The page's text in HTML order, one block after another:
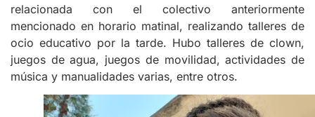
relacionada con el colectivo anteriormente
mencionado en horario matinal, realizando talleres de
ocio educativo por la tarde. Hubo talleres de clown,
juegos de agua, juegos de movilidad, actividades de
música y manualidades varias, entre otros.